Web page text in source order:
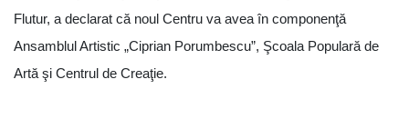
Flutur, a declarat că noul Centru va avea în componenţă
Ansamblul Artistic „Ciprian Porumbescu”, Şcoala Populară de
Artă şi Centrul de Creaţie.